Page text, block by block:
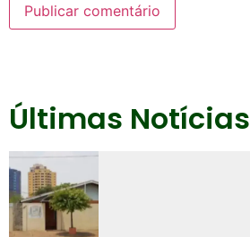
Últimas Notícias